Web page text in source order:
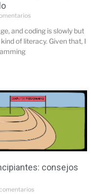
and coding is slowly but
of literacy. Given that, I
consejos